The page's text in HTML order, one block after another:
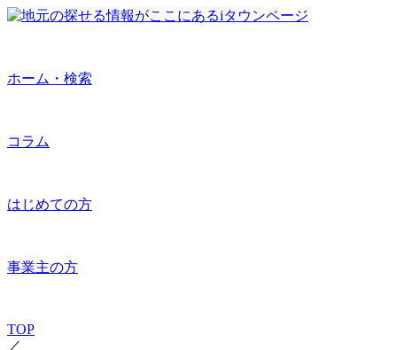
ホーム・検索
コラム
はじめての方
事業主の方
TOP
／